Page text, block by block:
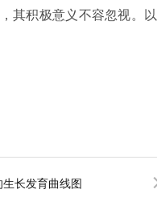
其积极意义不容忽视。以
长发育曲线图